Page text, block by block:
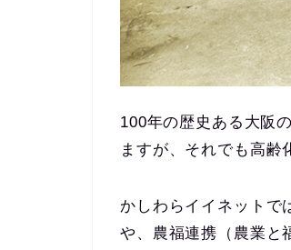
100年の歴史ある大阪
ますが、それでも高齢
かしわらイイネットで
や、農福連携（農業と